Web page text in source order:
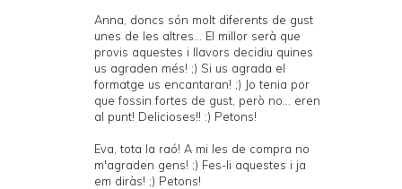
Anna, doncs són molt diferents de gust
unes de les altres... El millor serà que
provis aquestes i llavors decidiu quines
us agraden més! ;) Si us agrada el
formatge us encantaran! ;) Jo tenia por
que fossin fortes de gust, però no... eren
al punt! Delicioses!! :) Petons!
Eva, tota la raó! A mi les de compra no
m'agraden gens! ;) Fes-li aquestes i ja
em diràs! ;) Petons!